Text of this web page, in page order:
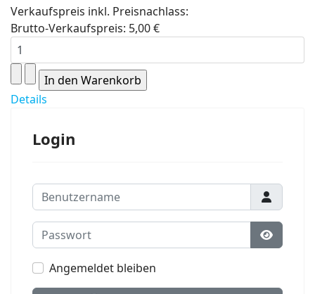
Verkaufspreis inkl. Preisnachlass:
Brutto-Verkaufspreis: 5,00 €
Details
Login
Benutzername
Passwort
Angemeldet bleiben